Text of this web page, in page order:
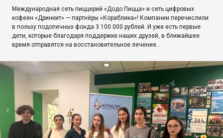
Международная сеть пиццерий «Додо Пицца» и сеть цифровых
кофеен «Дринкит» — партнёры «Кораблика»! Компании перечислили
в пользу подопечных фонда 3 100 000 рублей. И уже есть первые
дети, которые благодаря поддержке наших друзей, в ближайшее
время отправятся на восстановительное лечение…